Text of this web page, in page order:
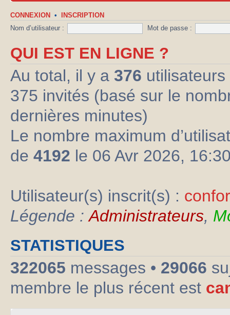
CONNEXION • INSCRIPTION
Nom d’utilisateur : Mot de passe :
QUI EST EN LIGNE ?
Au total, il y a 376
375 invités (basé sur le
dernières minutes)
Le nombre maximum
de 4192 le 06 Avr 2026,
Utilisateur(s) inscrit(s) :
Légende :Administrateurs,
STATISTIQUES
322065 messages • 29066
membre le plus récent est